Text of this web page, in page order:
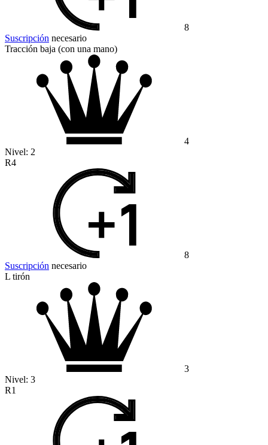
8
Suscripción necesario
Tracción baja (con una mano)
4
Nivel: 2
R4
8
Suscripción necesario
L tirón
3
Nivel: 3
R1